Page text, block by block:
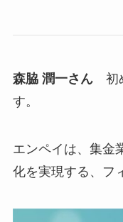
森脇 潤一さん初
す。
エンペイは、集金
化を実現する、フ